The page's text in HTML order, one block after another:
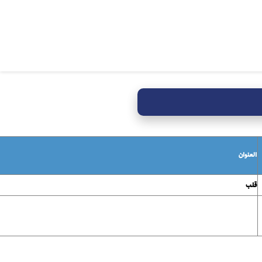
العنوان
قلب